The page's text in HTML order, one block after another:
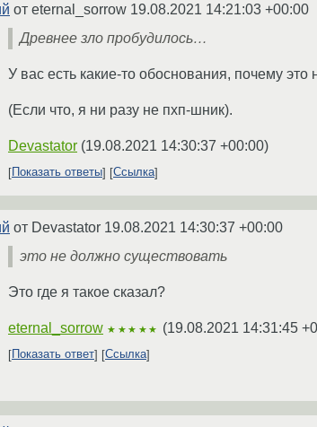
от eternal_sorrow 19.08.2021 14:21:03 +00:00
Древнее зло пробудилось…
У вас есть какие-то обоснования, почему
(Если что, я ни разу не пхп-шник).
Devastator (19.08.2021 14:30:37 +00:00)
Показать ответы Ссылка
от Devastator 19.08.2021 14:30:37 +00:00
это не должно существовать
Это где я такое сказал?
eternal_sorrow ★★★★★ (19.08.2021 14:31:45
Показать ответ Ссылка